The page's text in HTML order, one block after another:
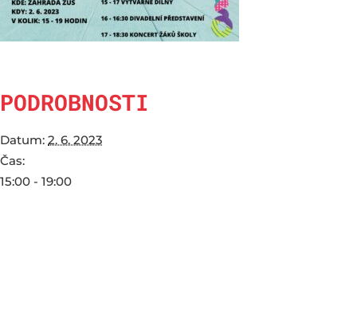
PODROBNOSTI
Datum: 2. 6. 2023
Čas:
15:00 - 19:00